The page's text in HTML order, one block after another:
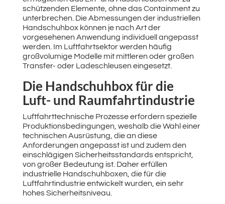
schützenden Elemente, ohne das Containment zu
unterbrechen. Die Abmessungen der industriellen
Handschuhbox können je nach Art der
vorgesehenen Anwendung individuell angepasst
werden. Im Luftfahrtsektor werden häufig
großvolumige Modelle mit mittleren oder großen
Transfer- oder Ladeschleusen eingesetzt.
Die Handschuhbox für die
Luft- und Raumfahrtindustrie
Luftfahrttechnische Prozesse erfordern spezielle
Produktionsbedingungen, weshalb die Wahl einer
technischen Ausrüstung, die an diese
Anforderungen angepasst ist und zudem den
einschlägigen Sicherheitsstandards entspricht,
von großer Bedeutung ist. Daher erfüllen
industrielle Handschuhboxen, die für die
Luftfahrtindustrie entwickelt wurden, ein sehr
hohes Sicherheitsniveau.